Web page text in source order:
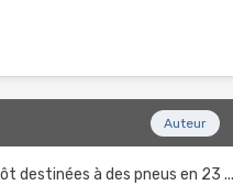
Auteur
destinées à des pneus en 23